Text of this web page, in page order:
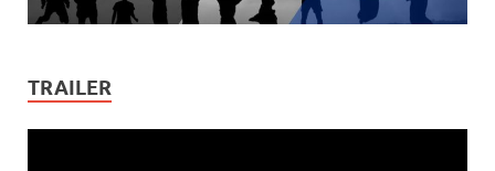
TRAILER